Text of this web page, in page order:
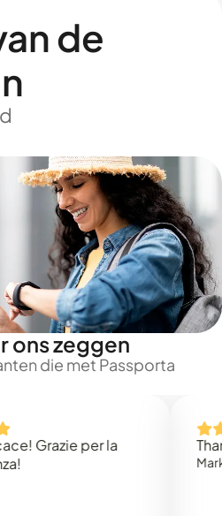
de
ons zeggen
die met Passporta
per la
Thank
Mark N.